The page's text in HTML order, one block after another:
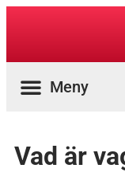
Vad är